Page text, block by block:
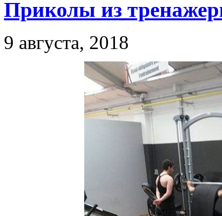
Приколы из
9 августа, 2018